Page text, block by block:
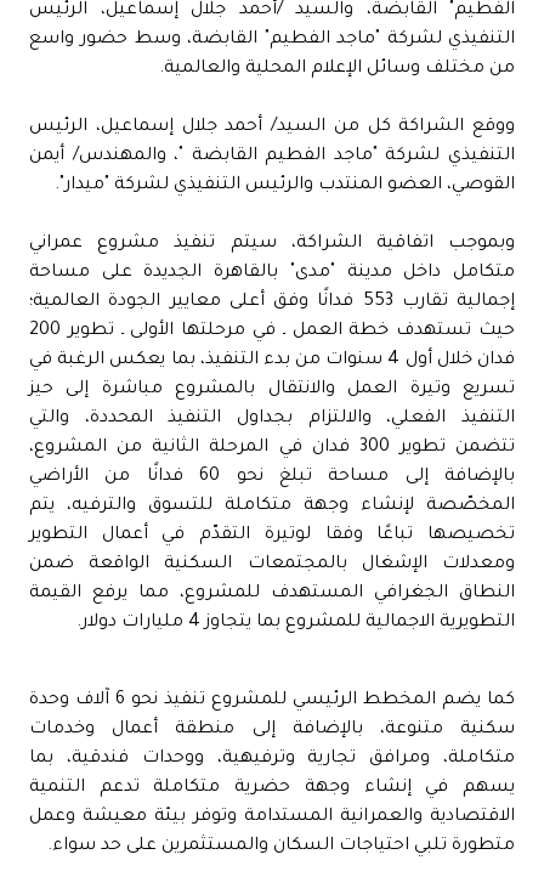
الفطيم" القابضة، والسيد /أحمد جلال إسماعيل، الرئيس
التنفيذي لشركة "ماجد الفطيم" القابضة، وسط حضور واسع
من مختلف وسائل الإعلام المحلية والعالمية.
ووقع الشراكة كل من السيد/ أحمد جلال إسماعيل، الرئيس
التنفيذي لشركة "ماجد الفطيم القابضة "، والمهندس/ أيمن
القوصي، العضو المنتدب والرئيس التنفيذي لشركة "ميدار".
وبموجب اتفاقية الشراكة، سيتم تنفيذ مشروع عمراني
متكامل داخل مدينة "مدى" بالقاهرة الجديدة على مساحة
إجمالية تقارب 553 فدانًا وفق أعلى معايير الجودة العالمية؛
حيث تستهدف خطة العمل ـ في مرحلتها الأولى ـ تطوير 200
فدان خلال أول 4 سنوات من بدء التنفيذ، بما يعكس الرغبة في
تسريع وتيرة العمل والانتقال بالمشروع مباشرة إلى حيز
التنفيذ الفعلي، والالتزام بجداول التنفيذ المحددة، والتي
تتضمن تطوير 300 فدان في المرحلة الثانية من المشروع،
بالإضافة إلى مساحة تبلغ نحو 60 فدانًا من الأراضي
المخصّصة لإنشاء وجهة متكاملة للتسوق والترفيه، يتم
تخصيصها تباعًا وفقا لوتيرة التقدّم في أعمال التطوير
ومعدلات الإشغال بالمجتمعات السكنية الواقعة ضمن
النطاق الجغرافي المستهدف للمشروع، مما يرفع القيمة
التطويرية الاجمالية للمشروع بما يتجاوز 4 مليارات دولار.
كما يضم المخطط الرئيسي للمشروع تنفيذ نحو 6 آلاف وحدة
سكنية متنوعة، بالإضافة إلى منطقة أعمال وخدمات
متكاملة، ومرافق تجارية وترفيهية، ووحدات فندقية، بما
يسهم في إنشاء وجهة حضرية متكاملة تدعم التنمية
الاقتصادية والعمرانية المستدامة وتوفر بيئة معيشة وعمل
متطورة تلبي احتياجات السكان والمستثمرين على حد سواء.